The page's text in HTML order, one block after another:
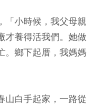
「小時候，我父母親
才養得活我們。她做
。鄉下起厝，我媽媽
山白手起家，一路從